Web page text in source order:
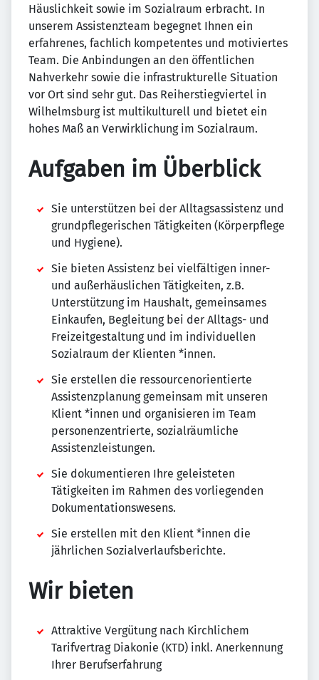
Häuslichkeit sowie im Sozialraum erbracht. In
unserem Assistenzteam begegnet Ihnen ein
erfahrenes, fachlich kompetentes und motiviertes
Team. Die Anbindungen an den öffentlichen
Nahverkehr sowie die infrastrukturelle Situation
vor Ort sind sehr gut. Das Reiherstiegviertel in
Wilhelmsburg ist multikulturell und bietet ein
hohes Maß an Verwirklichung im Sozialraum.
Aufgaben im Überblick
Sie unterstützen bei der Alltagsassistenz und
grundpflegerischen Tätigkeiten (Körperpflege
und Hygiene).
Sie bieten Assistenz bei vielfältigen inner-
und außerhäuslichen Tätigkeiten, z.B.
Unterstützung im Haushalt, gemeinsames
Einkaufen, Begleitung bei der Alltags- und
Freizeitgestaltung und im individuellen
Sozialraum der Klienten *innen.
Sie erstellen die ressourcenorientierte
Assistenzplanung gemeinsam mit unseren
Klient *innen und organisieren im Team
personenzentrierte, sozialräumliche
Assistenzleistungen.
Sie dokumentieren Ihre geleisteten
Tätigkeiten im Rahmen des vorliegenden
Dokumentationswesens.
Sie erstellen mit den Klient *innen die
jährlichen Sozialverlaufsberichte.
Wir bieten
Attraktive Vergütung nach Kirchlichem
Tarifvertrag Diakonie (KTD) inkl. Anerkennung
Ihrer Berufserfahrung